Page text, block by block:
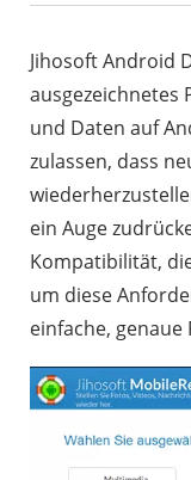
Jihosoft Android
ausgezeichnetes
und Daten auf
zulassen, dass
ein Auge
Kompatibilität,
um diese
einfache,